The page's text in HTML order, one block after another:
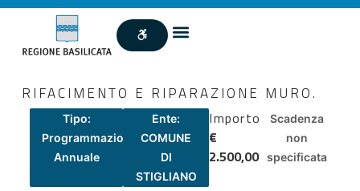
RIFACIMENTO E RIPARAZIONE MURO.
Tipo:
Programmazione
Annuale
Ente:
COMUNE
DI
STIGLIANO
Importo
€
2.500,00
Scadenza
non
specificata